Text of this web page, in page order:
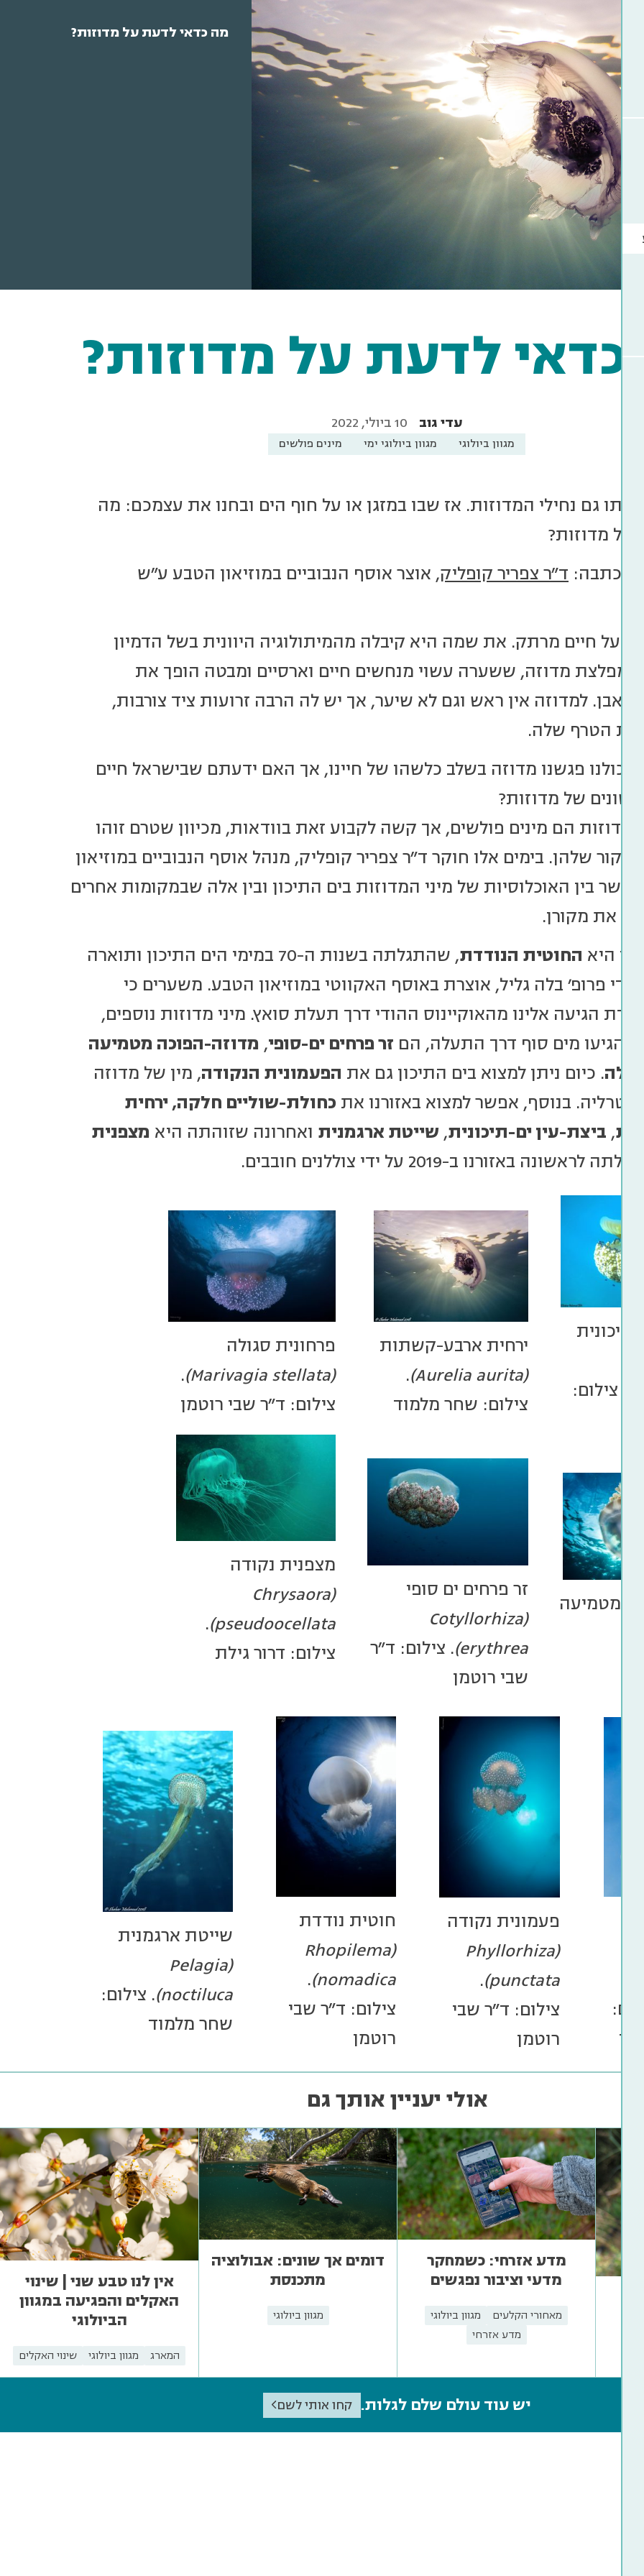
מה כדאי לדעת על מדוזות?
לדעת על מדוזות?
עדי גוב 10 ביולי, 2022
מגוון ביולוגי מגוון ביולוגי ימי מינים פולשים
ואיתו גם נחילי המדוזות. אז שבו במזגן או על חוף הים ובחנו את עצמכם: מה
על מדוזות?
הכתבה: ד"ר צפריר קופליק, אוצר אוסף הנבוביים במוזיאון הטבע ע"ש
בעל חיים מרתק. את שמה היא קיבלה מהמיתולוגיה היוונית בשל הדמיון
המפלצת מדוזה, ששערה עשוי מנחשים חיים וארסיים ומבטה הופך את
לאבן. למדוזה אין ראש וגם לא שיער, אך יש לה הרבה זרועות ציד צורבות,
את הטרף שלה.
שכולנו פגשנו מדוזה בשלב כלשהו של חיינו, אך האם ידעתם שבישראל חיים
שונים של מדוזות?
המדוזות הם מינים פולשים, אך קשה לקבוע זאת בוודאות, מכיוון שטרם זוהו
המקור שלהן. בימים אלו חוקר ד"ר צפריר קופליק, מנהל אוסף הנבוביים במוזיאון
בין האוכלוסיות של מיני המדוזות בים התיכון ובין אלה שבמקומות אחרים
את מקורן.
היא החוטית הנודדת
, שהתגלתה בשנות ה-70 במימי הים התיכון ותוארה
ידי פרופ' בלה גליל, אוצרת באוסף האקווטי במוזיאון הטבע. משערים כי
הגיעה אלינו מהאוקיינוס ההודי דרך תעלת סואץ. מיני מדוזות נוספים,
הגיעו מים סוף דרך התעלה, הם זר פרחים ים-סופי, מדוזה-הפוכה מטמיעה
. כיום ניתן למצוא בים התיכון גם את הפעמונית הנקודה, מין של מדוזה
בנוסף, אפשר למצוא באזורנו את כחולת-שוליים חלקה, ירחית
, ביצת-עין ים-תיכונית, שייטת ארגמנית ואחרונה שזוהתה היא מצפנית
לראשונה באזורנו ב-2019 על ידי צוללנים חובבים.
תיכונית
צילום:
ירחית ארבע-קשתות
(Aurelia aurita)
.
צילום: שחר מלמוד
פרחונית סגולה
(Marivagia stellata)
.
צילום: ד"ר שבי רוטמן
מטמיעה
זר פרחים ים סופי
(Cotyllorhiza
erythrea) . צילום: ד"ר
שבי רוטמן
מצפנית נקודה
(Chrysaora
pseudoocellata)
.
צילום: דרור גילת
פעמונית נקודה
(Phyllorhiza
punctata)
.
צילום: ד"ר שבי
רוטמן
חוטית נודדת
(Rhopilema
nomadica)
.
צילום: ד"ר שבי
רוטמן
שייטת ארגמנית
(Pelagia
noctiluca) . צילום:
שחר מלמוד
אולי יעניין אותך גם
מדע אזרחי: כשמחקר
מדעי וציבור נפגשים
מאחורי הקלעים
מגוון ביולוגי
מדע אזרחי
דומים אך שונים: אבולוציה
מתכנסת
מגוון ביולוגי
אין לנו טבע שני | שינוי
האקלים והפגיעה במגוון
הביולוגי
המארג מגוון ביולוגי שינוי האקלים
יש עוד עולם שלם לגלות. קחו אותי לשם